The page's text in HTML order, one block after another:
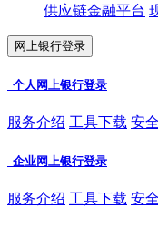
供应链金融平台
网上银行登录
个人网上银行登录
服务介绍 工具下载 安
企业网上银行登录
服务介绍 工具下载 安